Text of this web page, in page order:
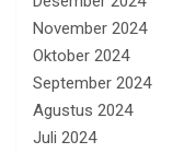
November 2024
Oktober 2024
September 2024
Agustus 2024
Juli 2024